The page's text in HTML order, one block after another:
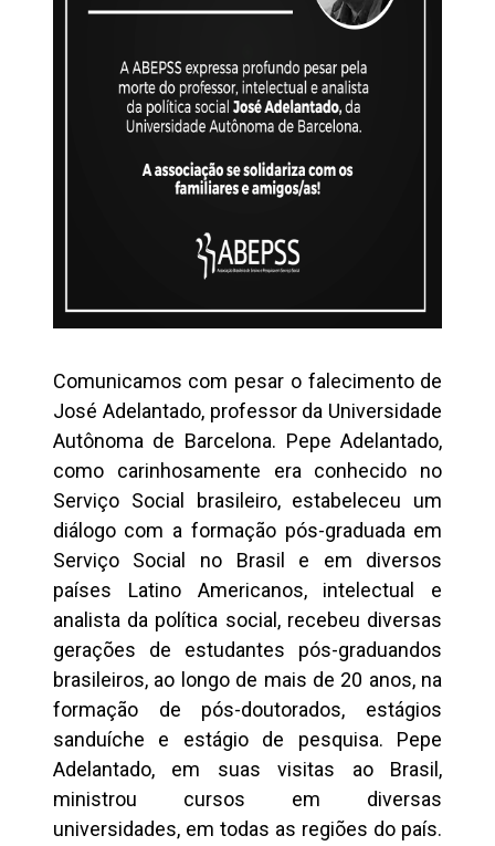
Comunicamos com pesar o falecimento de
José Adelantado, professor da Universidade
Autônoma de Barcelona. Pepe Adelantado,
como carinhosamente era conhecido no
Serviço Social brasileiro, estabeleceu um
diálogo com a formação pós-graduada em
Serviço Social no Brasil e em diversos
países Latino Americanos, intelectual e
analista da política social, recebeu diversas
gerações de estudantes pós-graduandos
brasileiros, ao longo de mais de 20 anos, na
formação de pós-doutorados, estágios
sanduíche e estágio de pesquisa. Pepe
Adelantado, em suas visitas ao Brasil,
ministrou cursos em diversas
universidades, em todas as regiões do país.